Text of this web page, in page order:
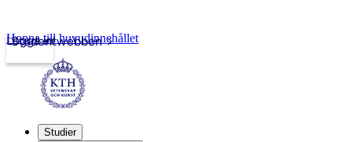
Studentwebben
Logga in
Hoppa till huvudinnehållet
Studier